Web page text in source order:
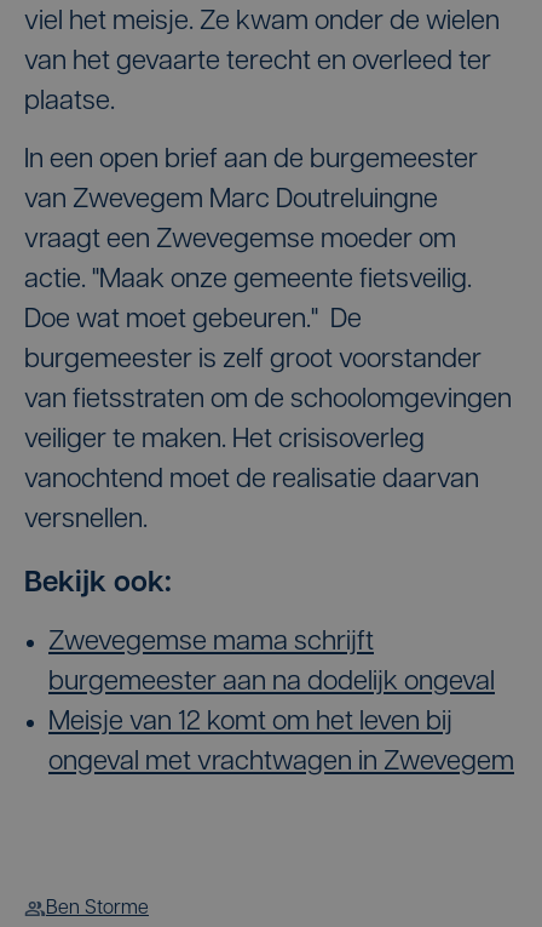
viel het meisje. Ze kwam onder de wielen
van het gevaarte terecht en overleed ter
plaatse.
In een open brief aan de burgemeester
van Zwevegem Marc Doutreluingne
vraagt een Zwevegemse moeder om
actie. "Maak onze gemeente fietsveilig.
Doe wat moet gebeuren." De
burgemeester is zelf groot voorstander
van fietsstraten om de schoolomgevingen
veiliger te maken. Het crisisoverleg
vanochtend moet de realisatie daarvan
versnellen.
Bekijk ook:
Zwevegemse mama schrijft
burgemeester aan na dodelijk ongeval
Meisje van 12 komt om het leven bij
ongeval met vrachtwagen in Zwevegem
Ben Storme